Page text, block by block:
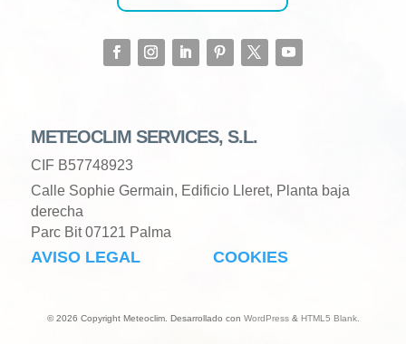
METEOCLIM SERVICES, S.L.
CIF B57748923
Calle Sophie Germain, Edificio Lleret, Planta baja
derecha
Parc Bit 07121 Palma
AVISO LEGAL COOKIES
© 2026 Copyright Meteoclim. Desarrollado con WordPress & HTML5 Blank.